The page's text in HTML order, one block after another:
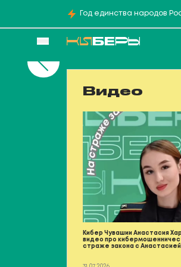
Год единства народов
Видео
Кибер Чувашии Анастасия
видео про
страже закона с